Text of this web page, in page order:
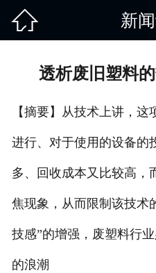
 新
透析废旧塑料
【摘要】从技术上讲，
进行、对于使用的设备的
多、回收成本又比较高，
焦现象，从而限制该技术
技感”的增强，废塑料行
的浪潮